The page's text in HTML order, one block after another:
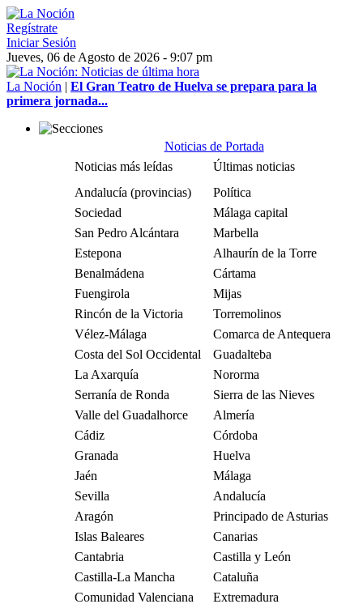
Regístrate
Iniciar Sesión
Jueves, 06 de Agosto de 2026 - 9:07 pm
La Noción | El Gran Teatro de Huelva se prepara para la
primera jornada...
Noticias de Portada
Noticias más leídas
Últimas noticias
Andalucía (provincias)
Política
Sociedad
Málaga capital
San Pedro Alcántara
Marbella
Estepona
Alhaurín de la Torre
Benalmádena
Cártama
Fuengirola
Mijas
Rincón de la Victoria
Torremolinos
Vélez-Málaga
Comarca de Antequera
Costa del Sol Occidental
Guadalteba
La Axarquía
Nororma
Serranía de Ronda
Sierra de las Nieves
Valle del Guadalhorce
Almería
Cádiz
Córdoba
Granada
Huelva
Jaén
Málaga
Sevilla
Andalucía
Aragón
Principado de Asturias
Islas Baleares
Canarias
Cantabria
Castilla y León
Castilla-La Mancha
Cataluña
Comunidad Valenciana
Extremadura